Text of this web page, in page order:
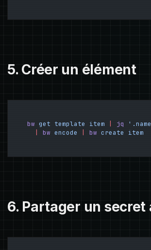
5. Créer un élément
bw get template item jq
bw encode bw create item
6. Partager un secret